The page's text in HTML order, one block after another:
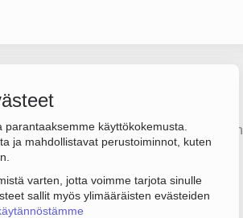
käyttökokemusta.
ja mahdollistavat perustoiminnot, kuten
varten, jotta voimme tarjota sinulle
sallit myös ylimääräisten evästeiden
ja muiden vastaavien tuotteiden